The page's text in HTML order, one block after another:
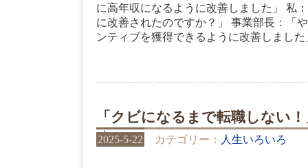
に高年収になるように改善しました」 私
に改善されたのですか？」 事業部長：「
ンティブを獲得できるように改善しまし
「クビになるまで転職しない
2025-5-22 カテゴリー： 人生いろいろ